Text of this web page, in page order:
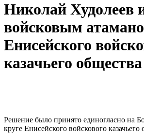
Николай Худолеев
войсковым
Енисейского
казачьего общества
Решение было принято единогласно на
круге Енисейского войскового казачьего